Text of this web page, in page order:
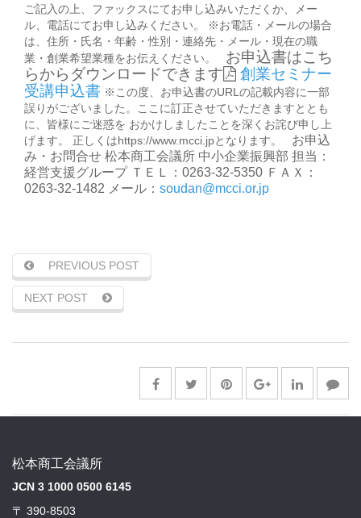
ご記入の上、ファックスにてお申し込みいただくか、メー
ル、電話にてお申し込みください。 ※お電話・メールの場合
は、住所・氏名・年齢・性別・連絡先・メール・現在の職
業・創業希望業種をお伝えください。
お申込書はこち
らからダウンロードできます
創業セミナー
受講申込書 ※この度、お申込書のURLの記載内容に一部
誤りがございました。ここに訂正させていただきますととも
に、皆様にご迷惑を おかけしましたことを深くお詫び申し上
げます。 正しくはhttps://www.mcci.jpとなります。 お申込
み・お問合せ 松本商工会議所 中小企業振興部 担当：
経営支援グループ ＴＥＬ：0263-32-5350 ＦＡＸ：
0263-32-1482 メール： soudan@mcci.or.jp
PREVIOUS POST
NEXT POST
松本商工会議所
JCN 3 1000 0500 6145
〒 390-8503